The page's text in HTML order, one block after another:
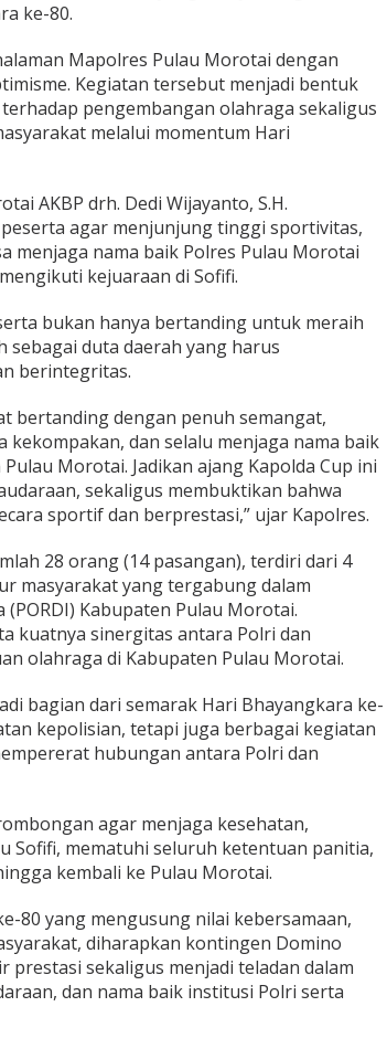
ke-80.
Mapolres Pulau Morotai dengan
Kegiatan tersebut menjadi bentuk
pengembangan olahraga sekaligus
melalui momentum Hari
AKBP drh. Dedi Wijayanto, S.H.
agar menjunjung tinggi sportivitas,
menjaga nama baik Polres Pulau Morotai
kejuaraan di Sofifi.
bukan hanya bertanding untuk meraih
sebagai duta daerah yang harus
berintegritas.
bertanding dengan penuh semangat,
dan selalu menjaga nama baik
Morotai. Jadikan ajang Kapolda Cup ini
sekaligus membuktikan bahwa
sportif dan berprestasi,” ujar Kapolres.
28 orang (14 pasangan), terdiri dari 4
masyarakat yang tergabung dalam
Kabupaten Pulau Morotai.
kuatnya sinergitas antara Polri dan
olahraga di Kabupaten Pulau Morotai.
bagian dari semarak Hari Bhayangkara ke-
kepolisian, tetapi juga berbagai kegiatan
hubungan antara Polri dan
agar menjaga kesehatan,
Sofifi, mematuhi seluruh ketentuan panitia,
kembali ke Pulau Morotai.
80 yang mengusung nilai kebersamaan,
diharapkan kontingen Domino
sekaligus menjadi teladan dalam
dan nama baik institusi Polri serta